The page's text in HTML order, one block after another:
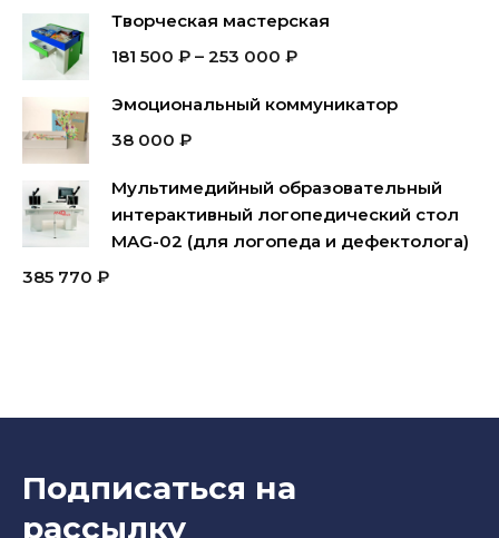
Творческая мастерская
181 500 ₽ – 253 000 ₽
Эмоциональный коммуникатор
38 000 ₽
Мультимедийный образовательный
интерактивный логопедический стол
MAG-02 (для логопеда и дефектолога)
385 770 ₽
Подписаться на
рассылку